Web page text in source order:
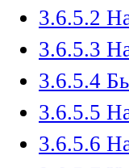
3.6.5.2
3.6.5.3
3.6.5.4
3.6.5.5
3.6.5.6